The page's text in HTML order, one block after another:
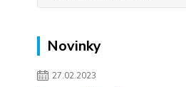
Novinky
27.02.2023